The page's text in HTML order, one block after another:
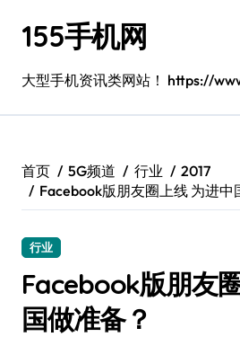
155手机网
大型手机资讯类网站！ https://
首页 5G频道 行业
2017
Facebook版朋友圈上线 为进中
行业
Facebook版朋友
国做准备？